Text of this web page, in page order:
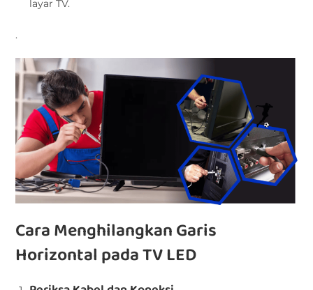
layar TV.
.
Cara Menghilangkan Garis
Horizontal pada TV LED